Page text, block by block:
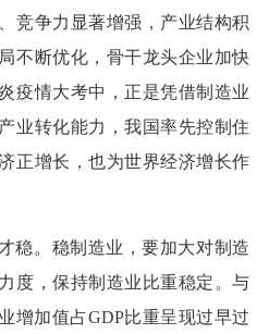
竞争力显著增强，产业结构积
不断优化，骨干龙头企业加快
疫情大考中，正是凭借制造业
业转化能力，我国率先控制住
正增长，也为世界经济增长作
稳。稳制造业，要加大对制造
度，保持制造业比重稳定。与
增加值占GDP比重呈现过早过